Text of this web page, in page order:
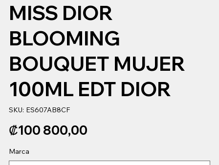
MISS DIOR
BLOOMING
BOUQUET MUJER
100ML EDT DIOR
SKU: SKU
ES607AB8CF
ES607AB8CF
Precio
₡100 800,00
Marca